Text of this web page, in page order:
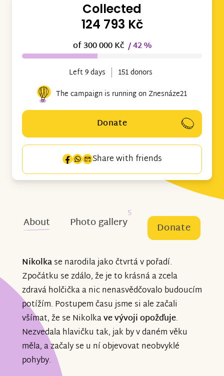
Collected
124 793 Kč
of 300 000 Kč / 42 %
Left 9 days
151 donors
The campaign is running on Znesnáze21
Donate
Share with friends
About Photo gallery
5
Donate
Nikolkase narodila jako čtvrtá v pořadí.
Zpočátku se zdálo, že je to krásná a zcela
zdravá holčička a nic nenasvědčovalo budoucím
potížím. Postupem času jsme si ale začali
všímat, že se Nikolkave vývoji opožďuje.
Nezvedala hlavičku tak, jak by v daném věku
měla, a začaly se u ní objevovat neobvyklé
pohyby.